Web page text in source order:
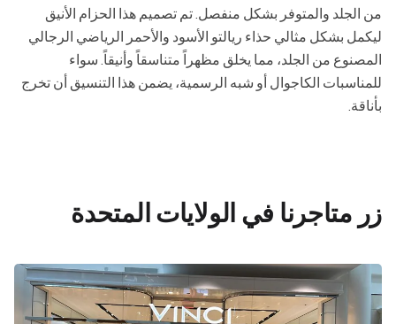
من الجلد والمتوفر بشكل منفصل. تم تصميم هذا الحزام الأنيق
ليكمل بشكل مثالي حذاء ريالتو الأسود والأحمر الرياضي الرجالي
المصنوع من الجلد، مما يخلق مظهراً متناسقاً وأنيقاً. سواء
للمناسبات الكاجوال أو شبه الرسمية، يضمن هذا التنسيق أن تخرج
بأناقة.
زر متاجرنا في الولايات المتحدة